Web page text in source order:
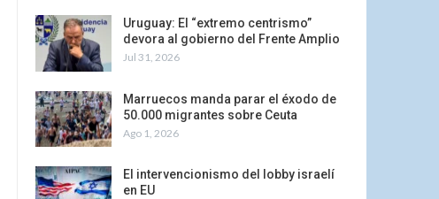
Uruguay: El “extremo centrismo”
devora al gobierno del Frente Amplio
Jul 31, 2026
Marruecos manda parar el éxodo de
50.000 migrantes sobre Ceuta
Ago 1, 2026
El intervencionismo del lobby israelí
en EU